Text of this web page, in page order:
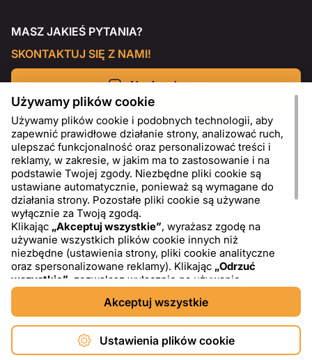
MASZ JAKIEŚ PYTANIA?
SKONTAKTUJ SIĘ Z NAMI!
Napisz do nas
PL USD - US Dollar ($)
Używamy plików cookie
Używamy plików cookie i podobnych technologii, aby
zapewnić prawidłowe działanie strony, analizować ruch,
ulepszać funkcjonalność oraz personalizować treści i
reklamy, w zakresie, w jakim ma to zastosowanie i na
podstawie Twojej zgody. Niezbędne pliki cookie są
ustawiane automatycznie, ponieważ są wymagane do
działania strony. Pozostałe pliki cookie są używane
wyłącznie za Twoją zgodą.
Klikając „Akceptuj wszystkie”, wyrażasz zgodę na
używanie wszystkich plików cookie innych niż
niezbędne (ustawienia strony, pliki cookie analityczne
oraz spersonalizowane reklamy). Klikając „Odrzuć
wszystkie” , zezwalasz wyłącznie na używanie
niezbędnych plików cookie. Klikając
, możesz wybrać, które kategorie plików cookie
chcesz zaakceptować lub zablokować. Możesz w
dowolnym momencie zmienić lub wycofać swoją zgodę,
korzystając z linku „Ustawienia plików cookie” w dolnej
Akceptuj wszystkie
Ustawienia plików cookie